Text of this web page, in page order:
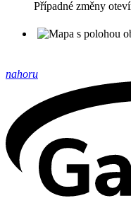
Případné změny
nahoru